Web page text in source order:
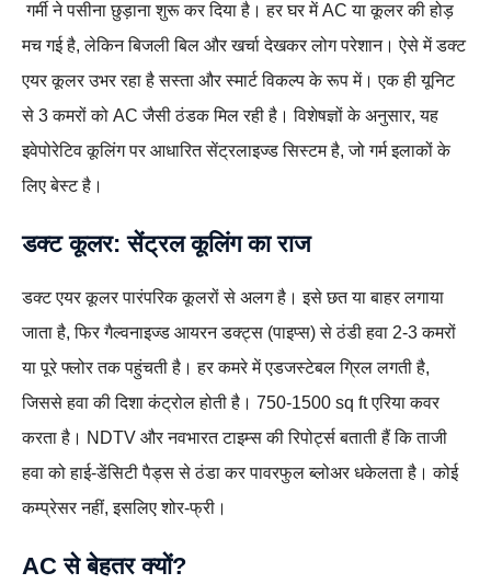
गर्मी ने पसीना छुड़ाना शुरू कर दिया है। हर घर में AC या कूलर की होड़
मच गई है, लेकिन बिजली बिल और खर्चा देखकर लोग परेशान। ऐसे में डक्ट
एयर कूलर उभर रहा है सस्ता और स्मार्ट विकल्प के रूप में। एक ही यूनिट
से 3 कमरों को AC जैसी ठंडक मिल रही है। विशेषज्ञों के अनुसार, यह
इवेपोरेटिव कूलिंग पर आधारित सेंट्रलाइज्ड सिस्टम है, जो गर्म इलाकों के
लिए बेस्ट है।
डक्ट कूलर: सेंट्रल कूलिंग का राज
डक्ट एयर कूलर पारंपरिक कूलरों से अलग है। इसे छत या बाहर लगाया
जाता है, फिर गैल्वनाइज्ड आयरन डक्ट्स (पाइप्स) से ठंडी हवा 2-3 कमरों
या पूरे फ्लोर तक पहुंचती है। हर कमरे में एडजस्टेबल ग्रिल लगती है,
जिससे हवा की दिशा कंट्रोल होती है। 750-1500 sq ft एरिया कवर
करता है। NDTV और नवभारत टाइम्स की रिपोर्ट्स बताती हैं कि ताजी
हवा को हाई-डेंसिटी पैड्स से ठंडा कर पावरफुल ब्लोअर धकेलता है। कोई
कम्प्रेसर नहीं, इसलिए शोर-फ्री।
AC से बेहतर क्यों?